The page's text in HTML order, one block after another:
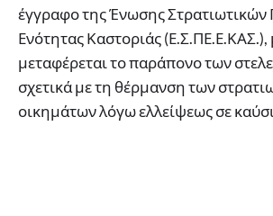
έγγραφο της Ένωσης Στρατιωτικών
Ενότητας Καστοριάς (Ε.Σ.ΠΕ.Ε.ΚΑΣ.),
μεταφέρεται το παράπονο των
σχετικά με τη θέρμανση των
οικημάτων λόγω ελλείψεως σε